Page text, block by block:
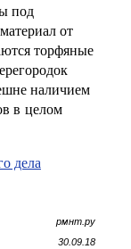
под
от
торфяные
наличием
в целом
дела
рмнт.ру
30.09.18